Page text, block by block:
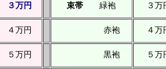
３万円 束帯 緑袍 ３万
４万円 赤袍 ４万
５万円 黒袍 ５万